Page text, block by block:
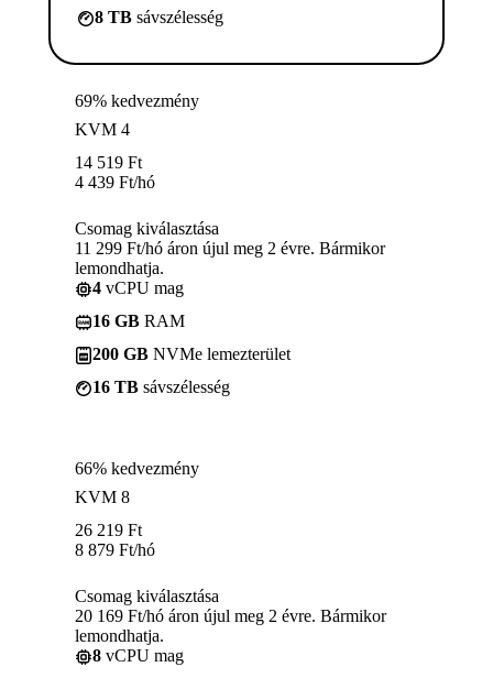
8 TB sávszélesség
69% kedvezmény
KVM 4
14 519 Ft
4 439 Ft/hó
Csomag kiválasztása
11 299 Ft/hó áron újul meg 2 évre. Bármikor
lemondhatja.
4 vCPU mag
16 GB RAM
200 GB NVMe lemezterület
16 TB sávszélesség
66% kedvezmény
KVM 8
26 219 Ft
8 879 Ft/hó
Csomag kiválasztása
20 169 Ft/hó áron újul meg 2 évre. Bármikor
lemondhatja.
8 vCPU mag